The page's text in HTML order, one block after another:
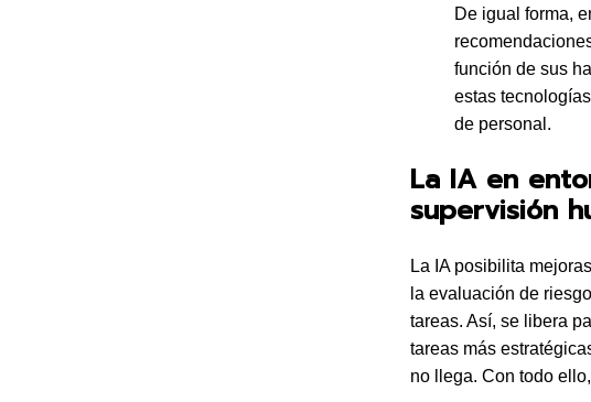
De igual forma,
función de sus
estas
de personal.
La IA en
supervisión
La IA posibilita
la evaluación de
tareas. Así, se libera
tareas más
no llega. Con todo